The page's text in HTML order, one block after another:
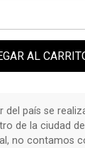
AL
del país se
de la ciudad
no contamos